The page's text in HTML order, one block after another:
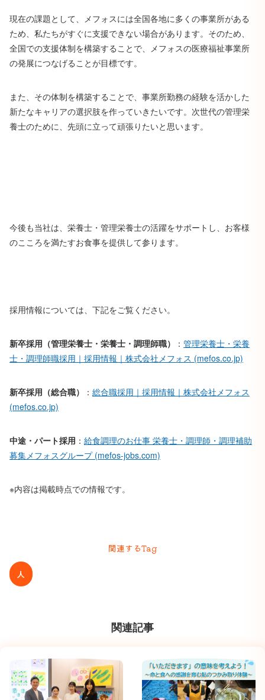
現在の課題として、メフォスには全国各地に多くの事業所がある
ため、私たちがすぐに支援できない場合があります。そのため、
全国での支援体制を構築することで、メフォスの医療福祉事業所
の発展につなげることが目標です。
また、その体制を構築することで、事業所勤務の経験を活かした
新たなキャリアの選択肢を作っていきたいです。次世代の管理栄
養士のために、先頭に立って頑張りたいと思います。
今後も当社は、栄養士・管理栄養士の活躍をサポートし、お客様
のこころを満たすお食事を提供して参ります。
採用情報については、下記をご覧ください。
新卒採用（管理栄養士・栄養士・調理師職） ： 管理栄養士・栄養
士・調理師職採用｜採用情報｜株式会社メフォス (mefos.co.jp)
新卒採用（総合職） ： 総合職採用｜採用情報｜株式会社メフォス
(mefos.co.jp)
中途・パート採用 ： 給食調理のお仕事 栄養士・調理師・調理補助
募集メフォスグループ (mefos-jobs.com)
※内容は掲載時点での情報です。
関連するTag
人
関連記事